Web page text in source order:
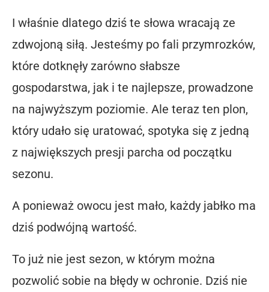
I właśnie dlatego dziś te słowa wracają ze
zdwojoną siłą. Jesteśmy po fali przymrozków,
które dotknęły zarówno słabsze
gospodarstwa, jak i te najlepsze, prowadzone
na najwyższym poziomie. Ale teraz ten plon,
który udało się uratować, spotyka się z jedną
z największych presji parcha od początku
sezonu.
A ponieważ owocu jest mało, każdy jabłko ma
dziś podwójną wartość.
To już nie jest sezon, w którym można
pozwolić sobie na błędy w ochronie. Dziś nie